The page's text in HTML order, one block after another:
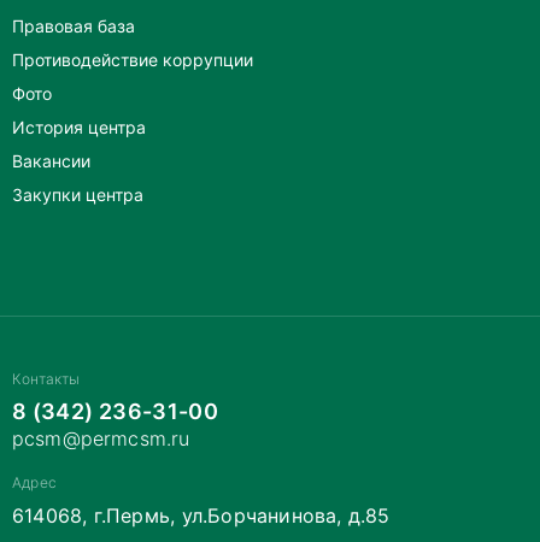
Правовая база
Противодействие коррупции
Фото
История центра
Вакансии
Закупки центра
Контакты
8 (342) 236-31-00
pcsm@permcsm.ru
Адрес
614068, г.Пермь, ул.Борчанинова, д.85